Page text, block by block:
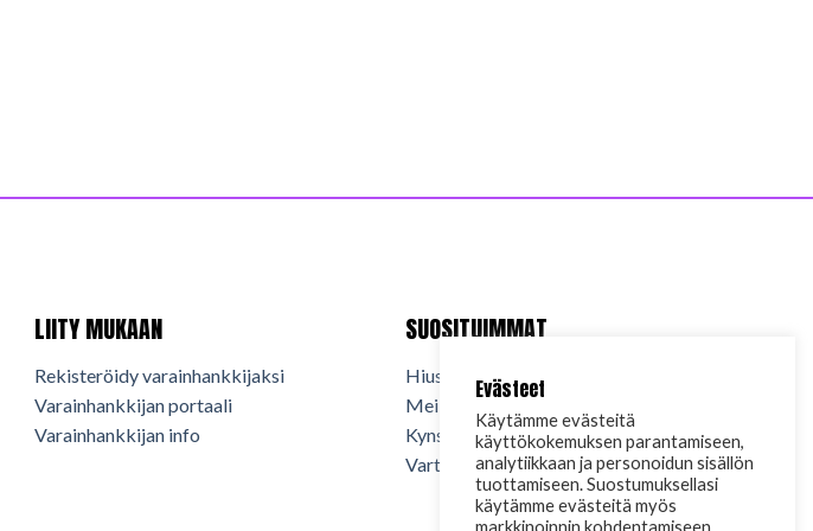
LIITY MUKAAN
Rekisteröidy varainhankkijaksi
Varainhankkijan portaali
Varainhankkijan info
SUOSITUIMMAT
Hiuskosmetiikka
Meikkikosmetiikka
Kynsituotteet
Vartalokosmetiikka
Evästeet
Käytämme evästeitä
käyttökokemuksen parantamiseen,
analytiikkaan ja personoidun sisällön
tuottamiseen. Suostumuksellasi
käytämme evästeitä myös
markkinoinnin kohdentamiseen.